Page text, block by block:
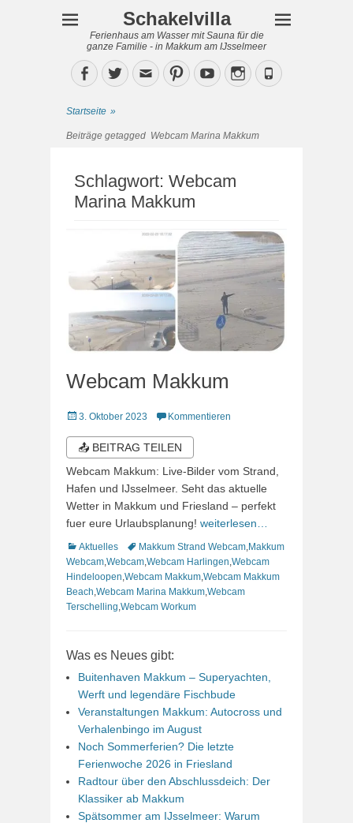
Schakelvilla
Ferienhaus am Wasser mit Sauna für die
ganze Familie - in Makkum am IJsselmeer
Facebook
TwitterEmailPinterestYouTubeInstagram
Phone
Startseite »
Beiträge getagged Webcam Marina Makkum
Schlagwort: Webcam
Marina Makkum
Webcam Makkum
Veröffentlicht
3. Oktober 2023 Kommentieren
📤 BEITRAG TEILEN
Webcam Makkum: Live-Bilder vom Strand,
Hafen und IJsselmeer. Seht das aktuelle
Wetter in Makkum und Friesland – perfekt
fuer eure Urlaubsplanung! weiterlesen…
Kategorien
Aktuelles Schlagworte
Makkum Strand Webcam Makkum
Webcam Webcam Webcam Harlingen Webcam
Hindeloopen Webcam Makkum Webcam Makkum
Beach Webcam Marina Makkum Webcam
Terschelling Webcam Workum
Was es Neues gibt:
Buitenhaven Makkum – Superyachten,
Werft und legendäre Fischbude
Veranstaltungen Makkum: Autocross und
Verhalenbingo im August
Noch Sommerferien? Die letzte
Ferienwoche 2026 in Friesland
Radtour über den Abschlussdeich: Der
Klassiker ab Makkum
Spätsommer am IJsselmeer: Warum